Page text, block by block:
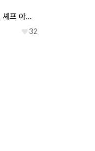
실바니안 숲의 키친 셰프 아기 설표
32